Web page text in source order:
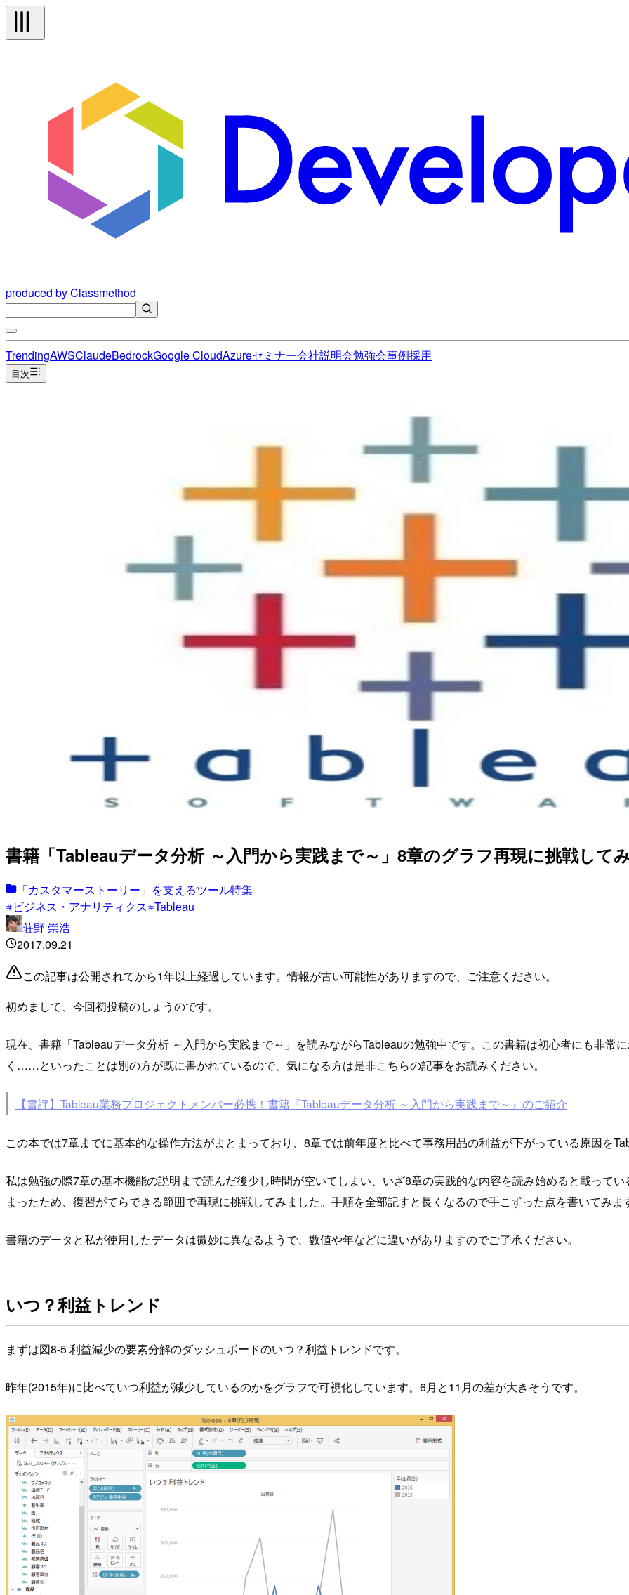
produced by Classmethod
TrendingAWSClaudeBedrockGoogle CloudAzureセミナー会社説明会勉強会事例採用
目次
書籍「Tableauデータ分析 ～入門から実践まで～」8章のグラフ再現に挑戦して
「カスタマーストーリー」を支えるツール特集
ビジネス・アナリティクス Tableau
荘野 崇浩
2017.09.21
この記事は公開されてから1年以上経過しています。情報が古い可能性がありますので、ご注意ください。
初めまして、今回初投稿のしょうのです。
現在、書籍「Tableauデータ分析 ～入門から実践まで～」を読みながらTableauの勉強中です。この書籍は初心者にも非常
く……といったことは別の方が既に書かれているので、気になる方は是非こちらの記事をお読みください。
【書評】Tableau業務プロジェクトメンバー必携！書籍『Tableauデータ分析 ～入門から実践まで～』のご紹介
この本では7章までに基本的な操作方法がまとまっており、8章では前年度と比べて事務用品の利益が下がっている原因を
私は勉強の際7章の基本機能の説明まで読んだ後少し時間が空いてしまい、いざ8章の実践的な内容を読み始めると載って
まったため、復習がてらできる範囲で再現に挑戦してみました。手順を全部記すと長くなるので手こずった点を書いてみま
書籍のデータと私が使用したデータは微妙に異なるようで、数値や年などに違いがありますのでご了承ください。
いつ？利益トレンド
まずは図8-5 利益減少の要素分解のダッシュボードのいつ？利益トレンドです。
昨年(2015年)に比べていつ利益が減少しているのかをグラフで可視化しています。6月と11月の差が大きそうです。